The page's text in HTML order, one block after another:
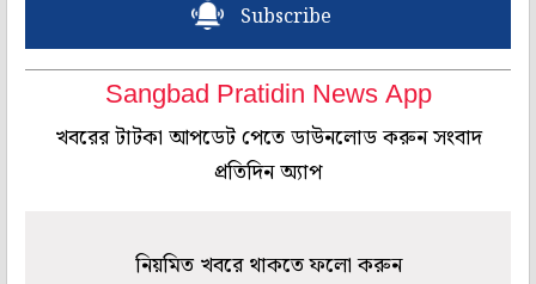
Subscribe
Sangbad Pratidin News App
খবরের টাটকা আপডেট পেতে ডাউনলোড করুন সংবাদ
প্রতিদিন অ্যাপ
নিয়মিত খবরে থাকতে ফলো করুন